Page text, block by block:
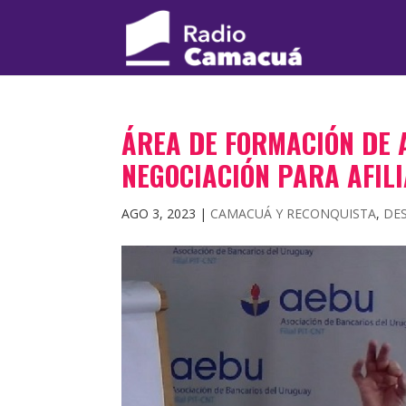
ÁREA DE FORMACIÓN
NEGOCIACIÓN PARA
AGO 3, 2023 | CAMACUÁ Y RECONQUISTA,